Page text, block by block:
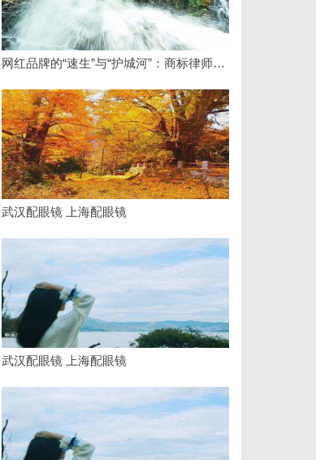
网红品牌的“速生”与“护城河”：商标律师如何破解流量变现的知产焦虑
武汉配眼镜 上海配眼镜
武汉配眼镜 上海配眼镜